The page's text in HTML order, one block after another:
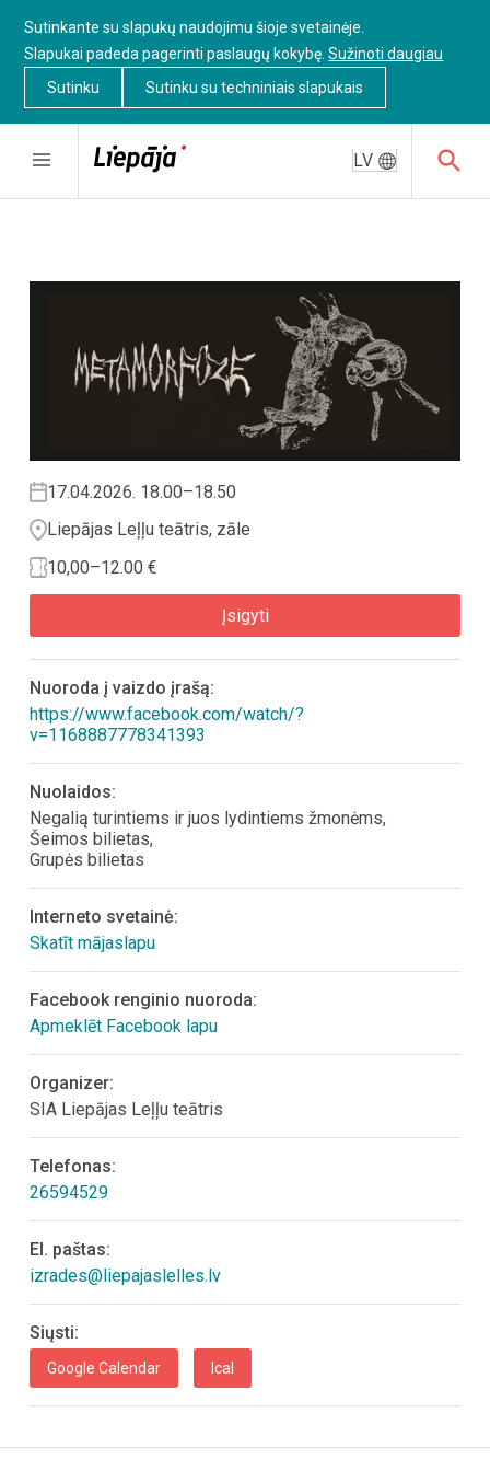
Sutinkante su slapukų naudojimu šioje svetainėje.
Slapukai padeda pagerinti paslaugų kokybę.Sužinoti daugiau
Sutinku
Sutinku su techniniais slapukais
LV
17.04.2026. 18.00–18.50
Liepājas Leļļu teātris, zāle
10,00–12.00 €
Įsigyti
Nuoroda į vaizdo įrašą:
https://www.facebook.com/watch/?
v=1168887778341393
Nuolaidos:
Negalią turintiems ir juos lydintiems žmonėms,
Šeimos bilietas,
Grupės bilietas
Interneto svetainė:
Skatīt mājaslapu
Facebook renginio nuoroda:
Apmeklēt Facebook lapu
Organizer:
SIA Liepājas Leļļu teātris
Telefonas:
26594529
El. paštas:
izrades@liepajaslelles.lv
Siųsti:
Google Calendar Ical